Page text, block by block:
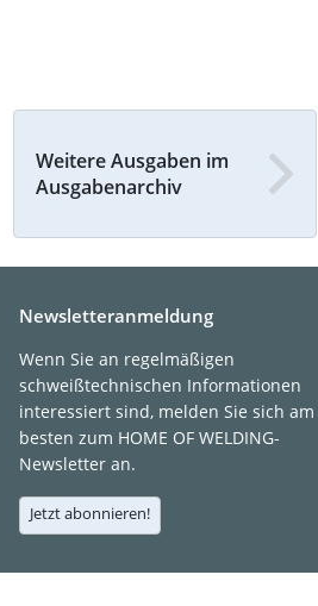
Weitere Ausgaben im
Ausgabenarchiv
Newsletteranmeldung
Wenn Sie an regelmäßigen
schweißtechnischen Informationen
interessiert sind, melden Sie sich am
besten zum HOME OF WELDING-
Newsletter an.
Jetzt abonnieren!